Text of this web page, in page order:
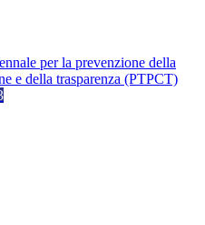
per la prevenzione della
e della trasparenza (PTPCT)